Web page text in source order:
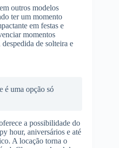
outros modelos
ter um momento
em festas e
momentos
de solteira e
é uma opção só
a possibilidade do
hour, aniversários e até
A locação torna o